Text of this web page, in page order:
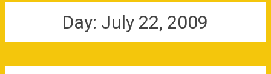
Day: July 22, 2009